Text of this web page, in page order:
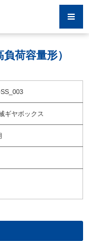
荷容量形）
ギヤボックス